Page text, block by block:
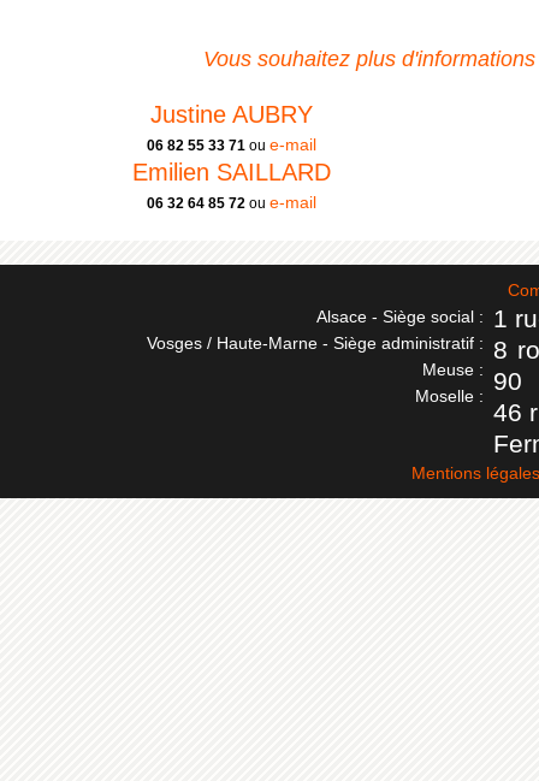
Vous souhaitez plus
Justine AUBRY
06 82 55 33 71 ou e-mail
Emilien SAILLARD
06 32 64 85 72 ou e-mail
Alsace - Siège social :
Vosges / Haute-Marne - Siège administratif :
Meuse :
Moselle :
1
8
90
46
Mentions légales